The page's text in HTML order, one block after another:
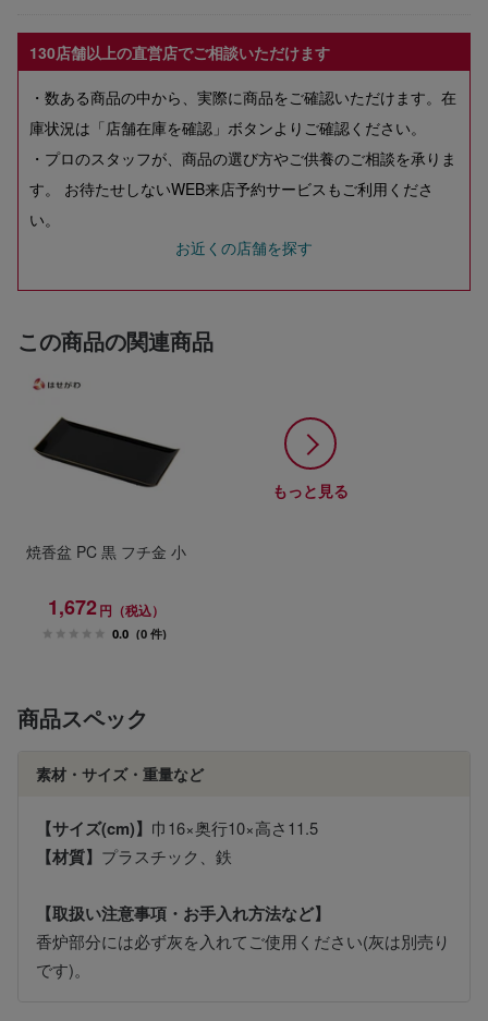
130店舗以上の直営店でご相談いただけます
・数ある商品の中から、実際に商品をご確認いただけます。在
庫状況は「店舗在庫を確認」ボタンよりご確認ください。
・プロのスタッフが、商品の選び方やご供養のご相談を承りま
す。 お待たせしないWEB来店予約サービスもご利用くださ
い。
お近くの店舗を探す
この商品の関連商品
焼香盆 PC 黒 フチ金 小
1,672円（税込）
0.0 (0 件)
もっと見る
商品スペック
素材・サイズ・重量など
【サイズ(cm)】 巾16×奥行10×高さ11.5
【材質】 プラスチック、鉄
【取扱い注意事項・お手入れ方法など】
香炉部分には必ず灰を入れてご使用ください(灰は別売り
です)。